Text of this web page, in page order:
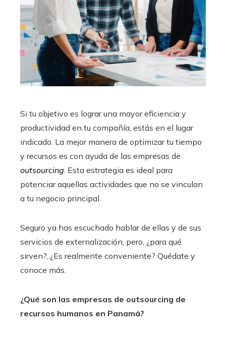
Si tu objetivo es lograr una mayor eficiencia y
productividad en tu compañía, estás en el lugar
indicado. La mejor manera de optimizar tu tiempo
y recursos es con ayuda de las empresas de
outsourcing. Esta estrategia es ideal para
potenciar aquellas actividades que no se vinculan
a tu negocio principal.
Seguro ya has escuchado hablar de ellas y de sus
servicios de externalización, pero, ¿para qué
sirven?, ¿Es realmente conveniente? Quédate y
conoce más.
¿Qué son las empresas de outsourcing de
recursos humanos en Panamá?